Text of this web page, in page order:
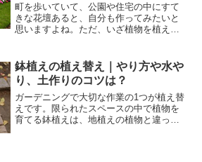
町を歩いていて、公園や住宅の中にすて
きな花壇あると、自分も作ってみたいと
思いますよね。ただ、いざ植物を植えよ
しゃれな花壇を作るなら、植物の開花期
や草丈、好む土などさまざ...
鉢植えの植え替え｜やり方や水や
り、土作りのコツは？
ガーデニングで大切な作業の1つが植え替
えです。限られたスペースの中で植物を
育てる鉢植えは、地植えの植物と違って